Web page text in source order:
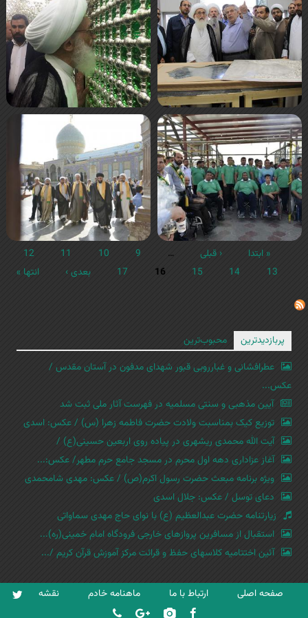
« ابتدا ‹ قبلی …
9
10
11
12
13
14
15
16
17 بعدی › انتها »
پربازدیدترین
محبوب‌ترین
عطرافشانی و غبارروبی قبور شهدای مدفون در آستان مقدس /
عکس...
آیین مذهبی و سنتی مسلمیه در فهرست آثار ملی ثبت شد
توزیع کیک بمناسبت ولادت حضرت فاطمه زهرا (س) / عکس: اسدی
آیت الله محمدی ریشهری در پیاده روی اربعین حسینی(ع) /
آغاز عزاداری دهه اول محرم در مسجد جامع حرم مطهر/ عکس:...
ویژه برنامه مبعث حضرت رسول اکرم(ص) / عکس: مهدی شامحمدی
دعای توسل / عکس: جلال اسدی
زیارتنامه حضرت عبدالعظیم (ع) با نوای حاج مهدی سماواتی
استقبال از مسافرین پروازهای خارجی فرودگاه امام خمینی(ره)...
آئین اختتامیه کلاسهای حفظ و قرائت مرکز آموزش قرآن کریم /...
صفحه اصلی ارتباط با ما ماهنامه خادم نقشه